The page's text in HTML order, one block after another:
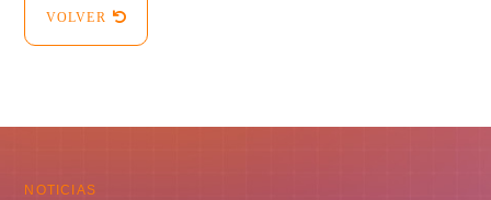
VOLVER
NOTICIAS